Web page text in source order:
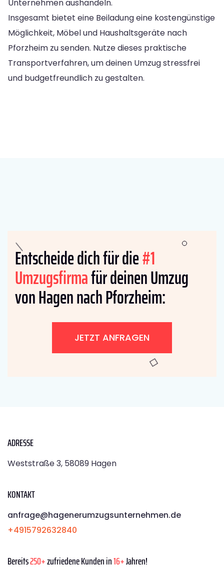
Unternehmen aushandeln.
Insgesamt bietet eine Beiladung eine kostengünstige
Möglichkeit, Möbel und Haushaltsgeräte nach
Pforzheim zu senden. Nutze dieses praktische
Transportverfahren, um deinen Umzug stressfrei
und budgetfreundlich zu gestalten.
Entscheide dich für die#1
Umzugsfirmafür deinen Umzug
von Hagen nach Pforzheim:
JETZT ANFRAGEN
ADRESSE
Weststraße 3, 58089 Hagen
KONTAKT
anfrage@hagenerumzugsunternehmen.de
+4915792632840
Bereits250+zufriedene Kunden in16+Jahren!